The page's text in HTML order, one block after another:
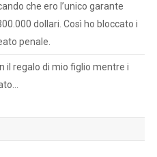
che ero l’unico garante
dollari. Così ho bloccato i
penale.
il regalo di mio figlio mentre i